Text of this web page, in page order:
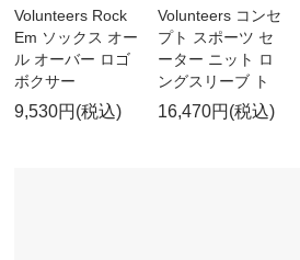
Volunteers Rock
Em ソックス オー
ル オーバー ロゴ
ボクサー
9,530円(税込)
Volunteers コンセ
プト スポーツ セ
ーター ニット ロ
ングスリーブ ト
16,470円(税込)